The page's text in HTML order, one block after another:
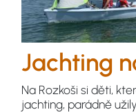
Jachting
Na Rozkoši si děti,
jachting, parádně